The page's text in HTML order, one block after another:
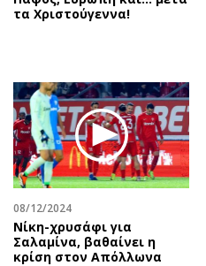
τα Χριστούγεννα!
08/12/2024
Νίκη-χρυσάφι για
Σαλαμίνα, βαθαίνει η
κρίση στον Απόλλωνα